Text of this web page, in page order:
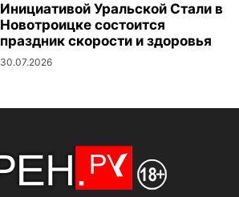
Инициативой Уральской Стали в
Новотроицке состоится
праздник скорости и здоровья
30.07.2026